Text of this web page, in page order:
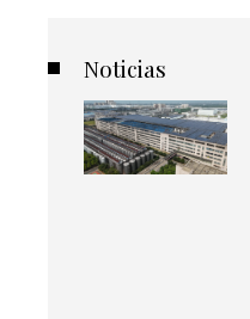
Noticias